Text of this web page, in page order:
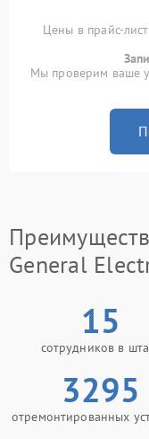
Цены в прайс-
Мы проверим ваше
General
15
сотрудников в
3295
отремонтированных